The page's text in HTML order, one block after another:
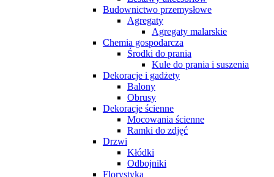
Budownictwo przemysłowe
Agregaty
Agregaty malarskie
Chemia gospodarcza
Środki do prania
Kule do prania i suszenia
Dekoracje i gadżety
Balony
Obrusy
Dekoracje ścienne
Mocowania ścienne
Ramki do zdjęć
Drzwi
Kłódki
Odbojniki
Florystyka